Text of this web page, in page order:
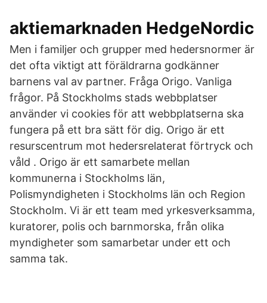
aktiemarknaden HedgeNordic
Men i familjer och grupper med hedersnormer är
det ofta viktigt att föräldrarna godkänner
barnens val av partner. Fråga Origo. Vanliga
frågor. På Stockholms stads webbplatser
använder vi cookies för att webbplatserna ska
fungera på ett bra sätt för dig. Origo är ett
resurscentrum mot hedersrelaterat förtryck och
våld . Origo är ett samarbete mellan
kommunerna i Stockholms län,
Polismyndigheten i Stockholms län och Region
Stockholm. Vi är ett team med yrkesverksamma,
kuratorer, polis och barnmorska, från olika
myndigheter som samarbetar under ett och
samma tak.